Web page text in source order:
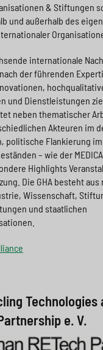
& Stiftungen
und außerhalb des
internationale
der führenden
und Dienstleistungen
neben thematischer
Akteuren im
politische Flankierung
– wie der
Highlights
Die GHA besteht aus
Wissenschaft,
und staatlichen
Technologies
e. V.